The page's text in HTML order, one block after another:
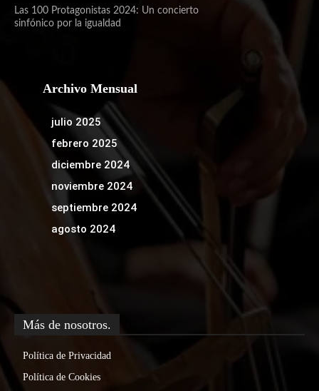
Las 100 Protagonistas 2024: Un concierto
sinfónico por la igualdad
Archivo Mensual
julio 2025
febrero 2025
diciembre 2024
noviembre 2024
septiembre 2024
agosto 2024
Más de nosotros.
Política de Privacidad
Política de Cookies